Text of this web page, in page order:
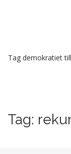
Tag demokratiet
i
n
p
Tag: